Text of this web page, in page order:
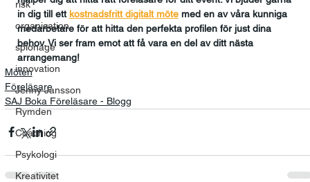
risk
organisation
spionage
innovation
Jenny Jansson
Rymden
Coaching
Psykologi
Kreativitet
in dig till ett kostnadsfritt digitalt möte med en av våra kunniga
medarbetare för att hitta den perfekta profilen för just dina
behov. Vi ser fram emot att få vara en del av ditt nästa
arrangemang!
Möten
Föreläsare
SAJ Boka Föreläsare - Blogg